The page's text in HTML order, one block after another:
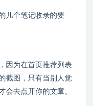
几个笔记收录的要
因为在首页推荐列表
截图，只有当别人觉
会去点开你的文章。